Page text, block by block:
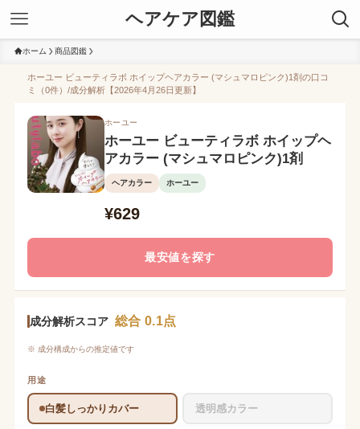
ヘアケア図鑑
ホーム 商品図鑑
ホーユー ビューティラボ ホイップヘアカラー (マシュマロピンク)1剤の口コ
ミ（0件）/成分解析【2026年4月26日更新】
ホーユー
ホーユー ビューティラボ ホイップヘ
アカラー (マシュマロピンク)1剤
ヘアカラー ホーユー
¥629
最安値を探す
成分解析スコア 総合 0.1点
※ 成分構成からの推定値です
用途
白髪しっかりカバー 透明感カラー